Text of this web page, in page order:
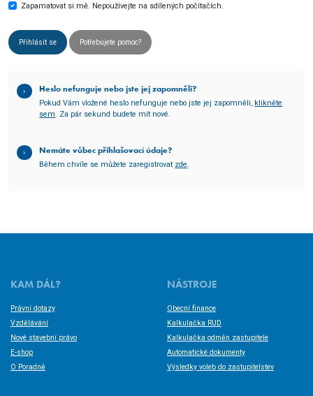
Zapamatovat si mě. Nepoužívejte na sdílených počítačích.
Přihlásit se Potřebujete pomoc?
Heslo nefunguje nebo jste jej zapomněli?
Pokud Vám vložené heslo nefunguje nebo jste jej zapomněli, klikněte
sem. Za pár sekund budete mít nové.
Nemáte vůbec přihlašovací údaje?
Během chvíle se můžete zaregistrovat zde.
KAM DÁL?
Právní dotazy
Vzdělávání
Nové stavební právo
E-shop
O Poradně
NÁSTROJE
Obecní finance
Kalkulačka RUD
Kalkulačka odměn zastupitele
Automatické dokumenty
Výsledky voleb do zastupitelstev